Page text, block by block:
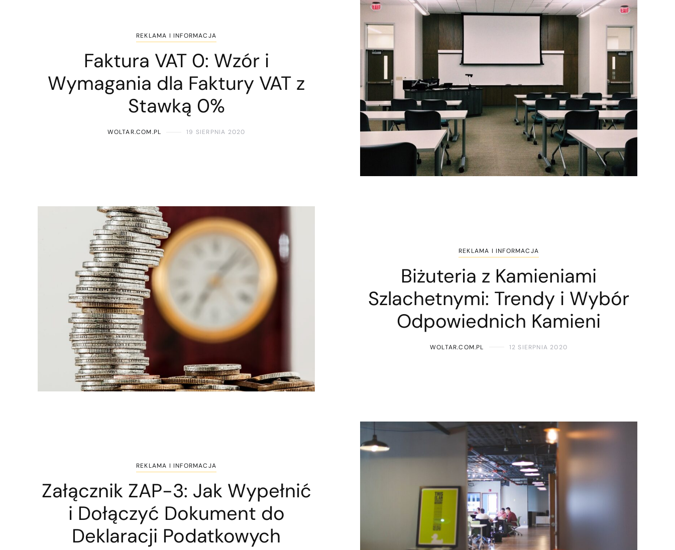
REKLAMA I INFORMACJA
Faktura VAT 0: Wzór i
Wymagania dla Faktury VAT z
Stawką 0%
WOLTAR.COM.PL 19 SIERPNIA 2020
REKLAMA I INFORMACJA
Biżuteria z Kamieniami
Szlachetnymi: Trendy i Wybór
Odpowiednich Kamieni
WOLTAR.COM.PL 12 SIERPNIA 2020
REKLAMA I INFORMACJA
Załącznik ZAP-3: Jak Wypełnić
i Dołączyć Dokument do
Deklaracji Podatkowych